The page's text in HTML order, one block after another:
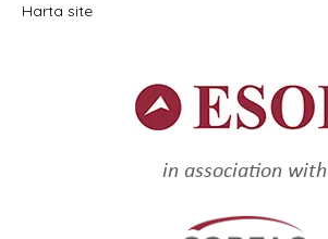
Harta site
in association with